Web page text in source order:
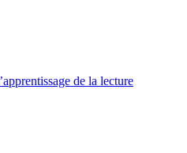
de la lecture